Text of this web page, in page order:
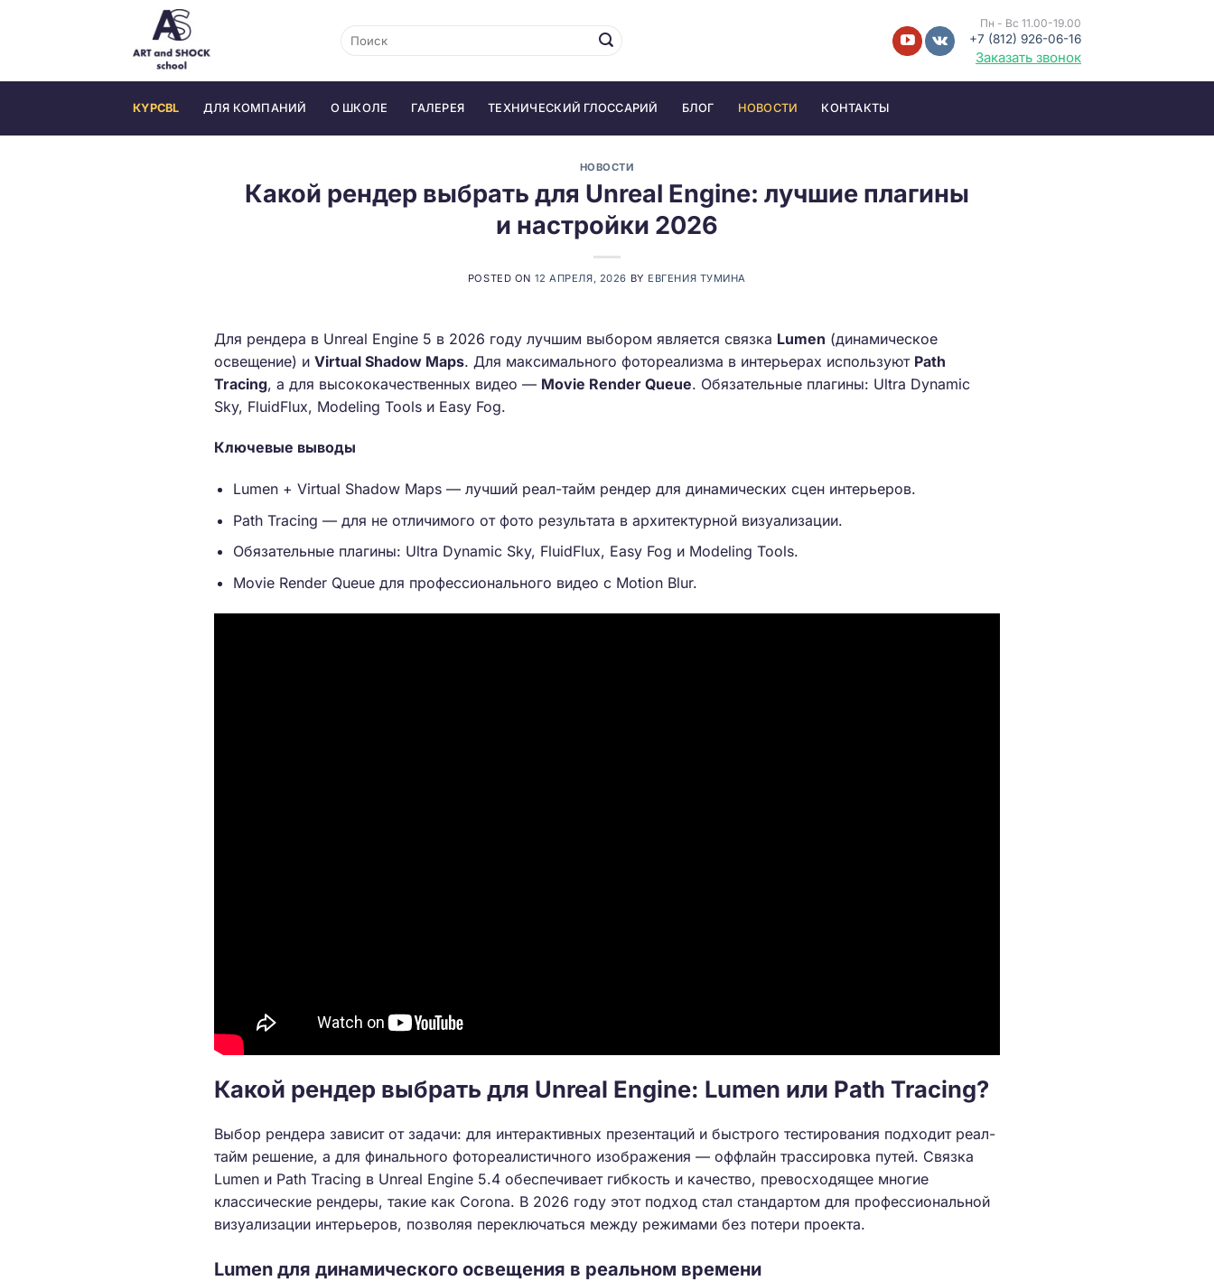
Пн - Вс 11.00-19.00
+7 (812) 926-06-16
Заказать звонок
КYPCBL ДЛЯ КОМПАНИЙ О ШКОЛЕ ГАЛЕРЕЯ ТЕХНИЧЕСКИЙ ГЛОССАРИЙ БЛОГ НОВОСТИ КОНТАКТЫ
НОВОСТИ
Какой рендер выбрать для Unreal Engine: лучшие плагины
и настройки 2026
POSTED ON 12 АПРЕЛЯ, 2026 BY ЕВГЕНИЯ ТУМИНА
Для рендера в Unreal Engine 5 в 2026 году лучшим выбором является связка Lumen (динамическое
освещение) и Virtual Shadow Maps. Для максимального фотореализма в интерьерах используют Path
Tracing, а для высококачественных видео — Movie Render Queue. Обязательные плагины: Ultra Dynamic
Sky, FluidFlux, Modeling Tools и Easy Fog.
Ключевые выводы
Lumen + Virtual Shadow Maps — лучший реал-тайм рендер для динамических сцен интерьеров.
Path Tracing — для не отличимого от фото результата в архитектурной визуализации.
Обязательные плагины: Ultra Dynamic Sky, FluidFlux, Easy Fog и Modeling Tools.
Movie Render Queue для профессионального видео с Motion Blur.
Какой рендер выбрать для Unreal Engine: Lumen или Path Tracing?
Выбор рендера зависит от задачи: для интерактивных презентаций и быстрого тестирования подходит реал-
тайм решение, а для финального фотореалистичного изображения — оффлайн трассировка путей. Связка
Lumen и Path Tracing в Unreal Engine 5.4 обеспечивает гибкость и качество, превосходящее многие
классические рендеры, такие как Corona. В 2026 году этот подход стал стандартом для профессиональной
визуализации интерьеров, позволяя переключаться между режимами без потери проекта.
Lumen для динамического освещения в реальном времени